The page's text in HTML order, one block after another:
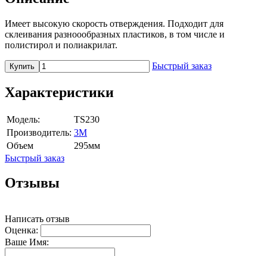
Имеет высокую скорость отверждения. Подходит для
склеивания разноообразных пластиков, в том числе и
полистирол и полиакрилат.
Купить Быстрый заказ
Характеристики
Модель:
TS230
Производитель: 3M
Объем
295мм
Быстрый заказ
Отзывы
Написать отзыв
Оценка:
Ваше Имя: